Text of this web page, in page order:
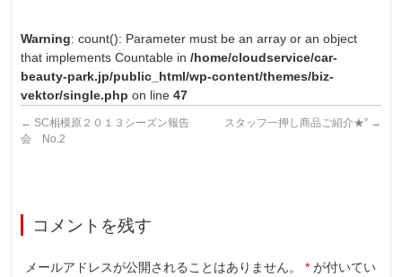
Warning: count(): Parameter must be an array or an object
that implements Countable in/home/cloudservice/car-
beauty-park.jp/public_html/wp-content/themes/biz-
vektor/single.php on line47
← SC相模原２０１３シーズン報告
会 No.2
スタッフ一押し商品ご紹介★” →
コメントを残す
メールアドレスが公開されることはありません。 * が付いてい